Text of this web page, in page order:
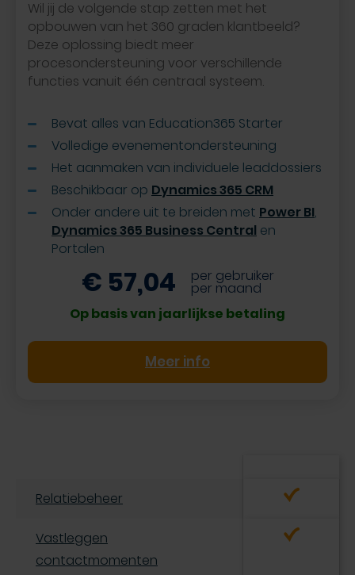
Wil jij de volgende stap zetten met het
opbouwen van het 360 graden klantbeeld?
Deze oplossing biedt meer
procesondersteuning voor verschillende
functies vanuit één centraal systeem.
Bevat alles van Education365 Starter
Volledige evenementondersteuning
Het aanmaken van individuele leaddossiers
Beschikbaar op Dynamics 365 CRM
Onder andere uit te breiden met Power BI,
Dynamics 365 Business Central en
Portalen
€ 57,04 per gebruiker
per maand
Meer info
Relatiebeheer
Vastleggen
contactmomenten